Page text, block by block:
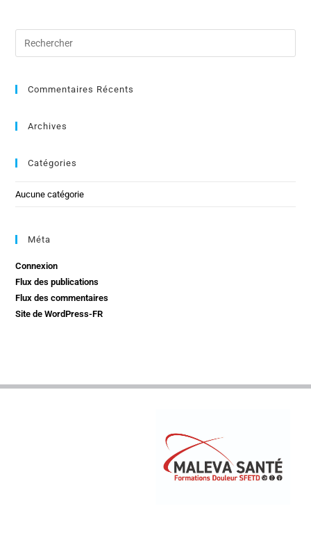
Commentaires Récents
Archives
Catégories
Aucune catégorie
Méta
Connexion
Flux des publications
Flux des commentaires
Site de WordPress-FR